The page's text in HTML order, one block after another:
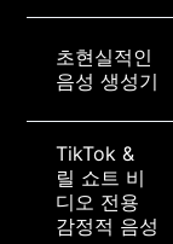
초현실적인
음성 생성기
TikTok &
릴 쇼트 비
디오 전용
감정적 음성